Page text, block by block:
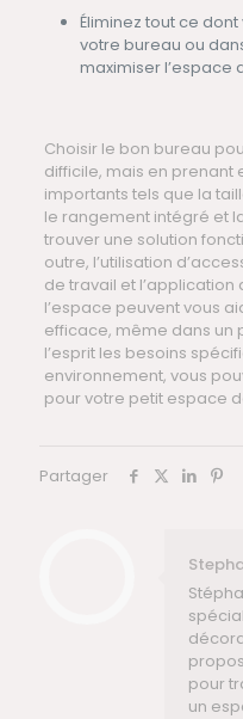
Éliminez tout ce
votre bureau ou
maximiser l’espace
Choisir le bon bureau
difficile, mais en prenant
importants tels que la
le rangement intégré et
trouver une solution
outre, l’utilisation
de travail et l’application
l’espace peuvent vous
efficace, même dans un
l’esprit les besoins
environnement, vous
pour votre petit espace
Partager
pour
un